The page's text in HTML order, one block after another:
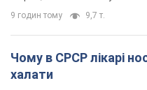
9 годин тому 9,7 т.
Чому в СРСР лікарі
халати